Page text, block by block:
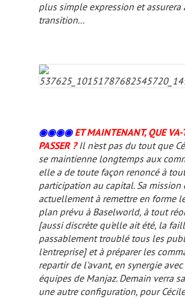
plus simple expression et assurera
transition...
◉◉◉◉ ET MAINTENANT, QUE VA-
PASSER ?Il n'est pas du tout que
se maintienne longtemps aux
elle a de toute façon renoncé à
participation au capital. Sa mission
actuellement à remettre en forme
plan prévu à Baselworld, à tout
[aussi discrète qu'elle ait été, la
passablement troublé tous les
l'entreprise]et à préparer les
repartir de l'avant, en synergie
équipes de Manjaz. Demain verra
une autre configuration, pour